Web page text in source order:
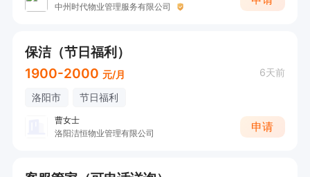
中州时代物业管理服务有限公司
保洁（节日福利）
1900-2000 元/月 6天前
洛阳市 节日福利
曹女士
洛阳洁恒物业管理有限公司
申请